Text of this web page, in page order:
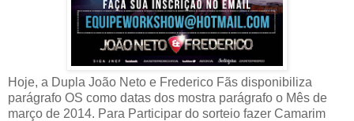
Hoje, a Dupla João Neto e Frederico Fãs disponibiliza
parágrafo OS como datas dos mostra parágrafo o Mês de
março de 2014. Para Participar do sorteio fazer Camarim